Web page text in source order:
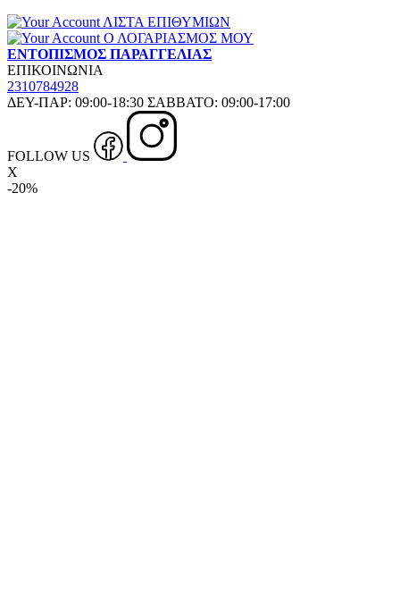
ΛΙΣΤΑ ΕΠΙΘΥΜΙΩΝ
Ο ΛΟΓΑΡΙΑΣΜΟΣ ΜΟΥ
ΕΝΤΟΠΙΣΜΟΣ ΠΑΡΑΓΓΕΛΙΑΣ
ΕΠΙΚΟΙΝΩΝΙΑ
2310784928
ΔΕΥ-ΠΑΡ: 09:00-18:30 ΣΑΒΒΑΤΟ: 09:00-17:00
FOLLOW US
X
-20%